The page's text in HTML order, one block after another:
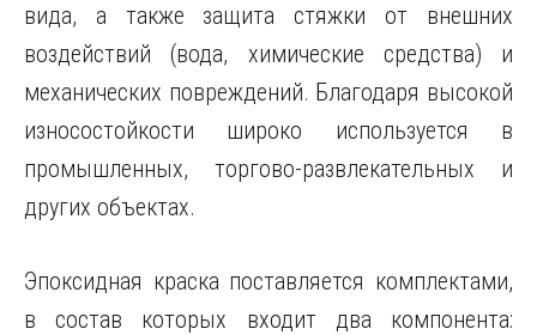
вида, а также защита стяжки от внешних
воздействий (вода, химические средства) и
механических повреждений. Благодаря высокой
износостойкости широко используется в
промышленных, торгово-развлекательных и
других объектах.
Эпоксидная краска поставляется комплектами,
в состав которых входит два компонента: